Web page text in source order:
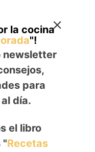
la cocina
"!
newsletter
para
día.
el libro
"Recetas